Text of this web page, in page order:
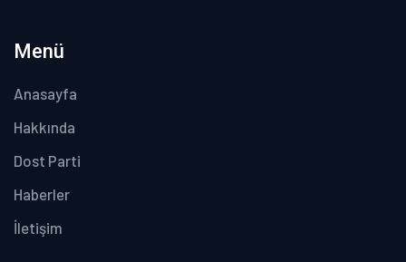
Menü
Anasayfa
Hakkında
Dost Parti
Haberler
İletişim